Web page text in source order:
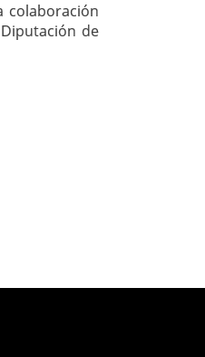
colaboración
de